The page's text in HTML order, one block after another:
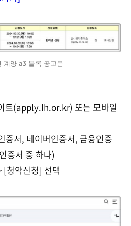
계양 a3 블록 공고문
트(apply.lh.or.kr) 또는 모바일
증서, 네이버인증서, 금융인증
증서 중 하나)
청약신청] 선택